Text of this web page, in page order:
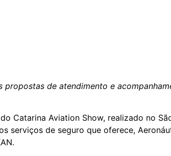
de atendimento e
Catarina Aviation Show, realizado no
serviços de seguro que oferece,